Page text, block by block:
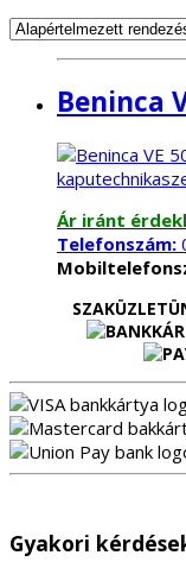
Beninca
Ár iránt
Telefonszám:
Gyakori